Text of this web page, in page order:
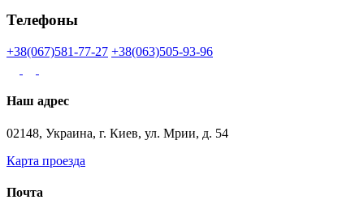
Телефоны
+38(067)581-77-27 +38(063)505-93-96
Наш адрес
02148, Украина, г. Киев, ул. Мрии, д. 54
Карта проезда
Почта